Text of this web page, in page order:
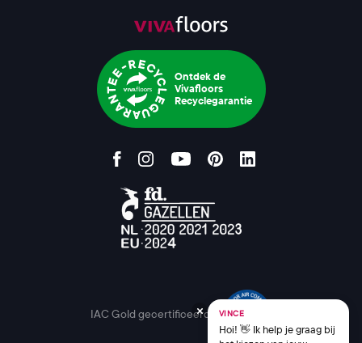
Ontdek de
Vivafloors
Recyclegarantie
IAC Gold gecertificeerd VINCE
Hoi! 👋 Ik help je graag bij